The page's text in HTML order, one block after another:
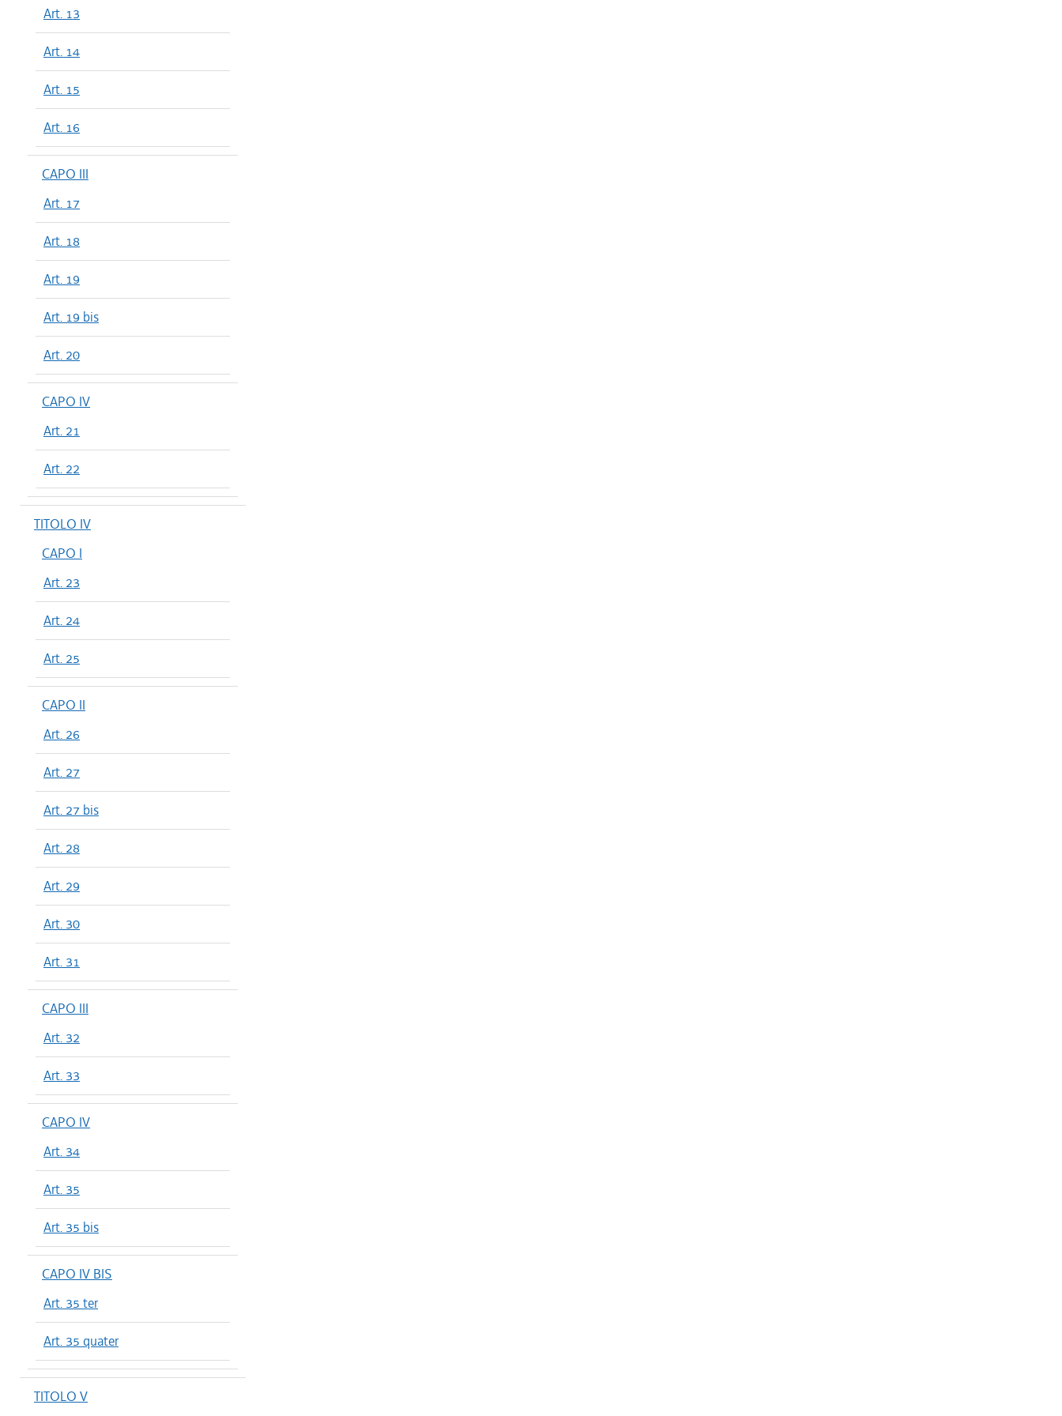
Art. 13
Art. 14
Art. 15
Art. 16
CAPO III
Art. 17
Art. 18
Art. 19
Art. 19 bis
Art. 20
CAPO IV
Art. 21
Art. 22
TITOLO IV
CAPO I
Art. 23
Art. 24
Art. 25
CAPO II
Art. 26
Art. 27
Art. 27 bis
Art. 28
Art. 29
Art. 30
Art. 31
CAPO III
Art. 32
Art. 33
CAPO IV
Art. 34
Art. 35
Art. 35 bis
CAPO IV BIS
Art. 35 ter
Art. 35 quater
TITOLO V